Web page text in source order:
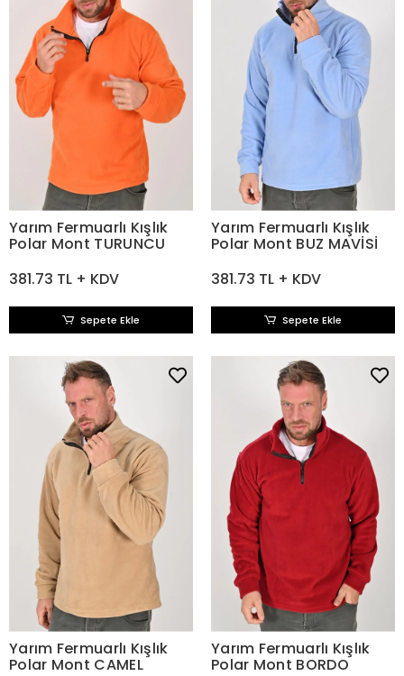
Yarım Fermuarlı Kışlık
Polar Mont TURUNCU
381.73 TL + KDV
Sepete Ekle
Yarım Fermuarlı Kışlık
Polar Mont BUZ MAVİSİ
381.73 TL + KDV
Sepete Ekle
Yarım Fermuarlı Kışlık
Polar Mont CAMEL
Yarım Fermuarlı Kışlık
Polar Mont BORDO